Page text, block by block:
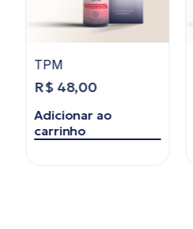
TPM
R$48,00
Adicionar ao
carrinho